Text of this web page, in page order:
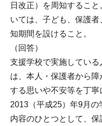
日改正）を周知するこ
いては、子ども、保護
知期間を設けること。
（回答）
支援学校で実施してい
は、本人・保護者から
する思いや不安等を丁寧
2013（平成25）年9月
内容のひとつとして、